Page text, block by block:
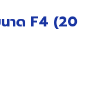
าด F4 (20